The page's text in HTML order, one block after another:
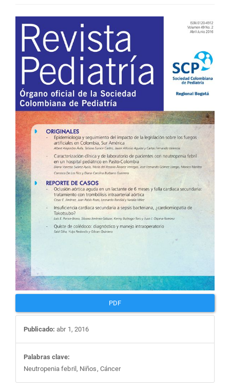
Barra
lateral
del
artículo
PDF
Publicado: abr 1, 2016
Palabras clave:
Neutropenia febril, Niños, Cáncer